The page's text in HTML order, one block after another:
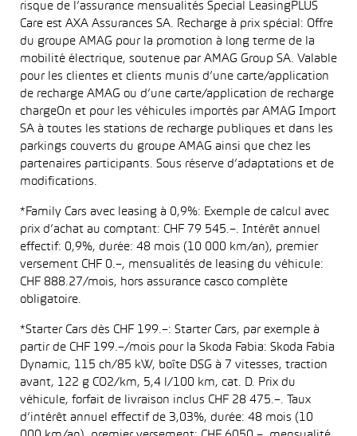
risque de l’assurance mensualités Special LeasingPLUS
Care est AXA Assurances SA. Recharge à prix spécial: Offre
du groupe AMAG pour la promotion à long terme de la
mobilité électrique, soutenue par AMAG Group SA. Valable
pour les clientes et clients munis d’une carte/application
de recharge AMAG ou d’une carte/application de recharge
chargeOn et pour les véhicules importés par AMAG Import
SA à toutes les stations de recharge publiques et dans les
parkings couverts du groupe AMAG ainsi que chez les
partenaires participants. Sous réserve d’adaptations et de
modifications.
*Family Cars avec leasing à 0,9%: Exemple de calcul avec
prix d’achat au comptant: CHF 79 545.–. Intérêt annuel
effectif: 0,9%, durée: 48 mois (10 000 km/an), premier
versement CHF 0.–, mensualités de leasing du véhicule:
CHF 888.27/mois, hors assurance casco complète
obligatoire.
*Starter Cars dès CHF 199.–: Starter Cars, par exemple à
partir de CHF 199.–/mois pour la Skoda Fabia: Skoda Fabia
Dynamic, 115 ch/85 kW, boîte DSG à 7 vitesses, traction
avant, 122 g CO2/km, 5,4 l/100 km, cat. D. Prix du
véhicule, forfait de livraison inclus CHF 28 475.–. Taux
d’intérêt annuel effectif de 3,03%, durée: 48 mois (10